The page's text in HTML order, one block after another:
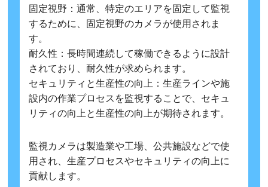
固定視野：通常、特定のエリアを固定して監視
するために、固定視野のカメラが使用されま
す。
耐久性：長時間連続して稼働できるように設計
されており、耐久性が求められます。
セキュリティと生産性の向上：生産ラインや施
設内の作業プロセスを監視することで、セキュ
リティの向上と生産性の向上が期待されます。
監視カメラは製造業や工場、公共施設などで使
用され、生産プロセスやセキュリティの向上に
貢献します。